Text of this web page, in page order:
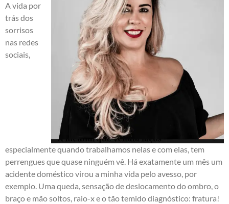
A vida por
trás dos
sorrisos
nas redes
sociais,
especialmente quando trabalhamos nelas e com elas, tem
perrengues que quase ninguém vê. Há exatamente um mês um
acidente doméstico virou a minha vida pelo avesso, por
exemplo. Uma queda, sensação de deslocamento do ombro, o
braço e mão soltos, raio-x e o tão temido diagnóstico: fratura!